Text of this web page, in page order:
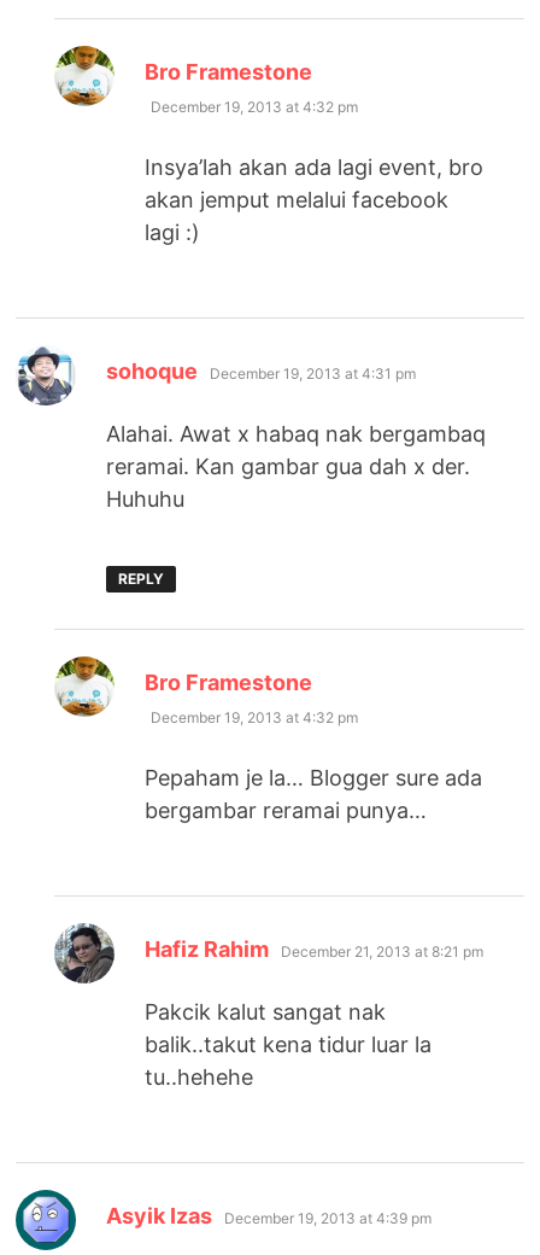
Bro Framestone
December 19, 2013 at 4:32 pm
Insya’lah akan ada lagi event, bro
akan jemput melalui facebook
lagi :)
sohoque says:
December 19, 2013 at 4:31 pm
Alahai. Awat x habaq nak bergambaq
reramai. Kan gambar gua dah x der.
Huhuhu
REPLY
Bro Framestone
December 19, 2013 at 4:32 pm
Pepaham je la… Blogger sure ada
bergambar reramai punya…
Hafiz Rahim says:
December 21, 2013 at 8:21 pm
Pakcik kalut sangat nak
balik..takut kena tidur luar la
tu..hehehe
Asyik Izas says:
December 19, 2013 at 4:39 pm